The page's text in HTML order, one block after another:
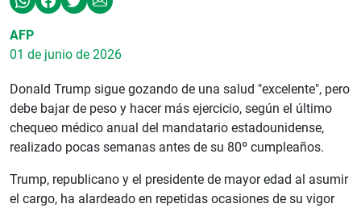
AFP
01 de junio de 2026
Donald Trump sigue gozando de una salud "excelente", pero
debe bajar de peso y hacer más ejercicio, según el último
chequeo médico anual del mandatario estadounidense,
realizado pocas semanas antes de su 80º cumpleaños.
Trump, republicano y el presidente de mayor edad al asumir
el cargo, ha alardeado en repetidas ocasiones de su vigor